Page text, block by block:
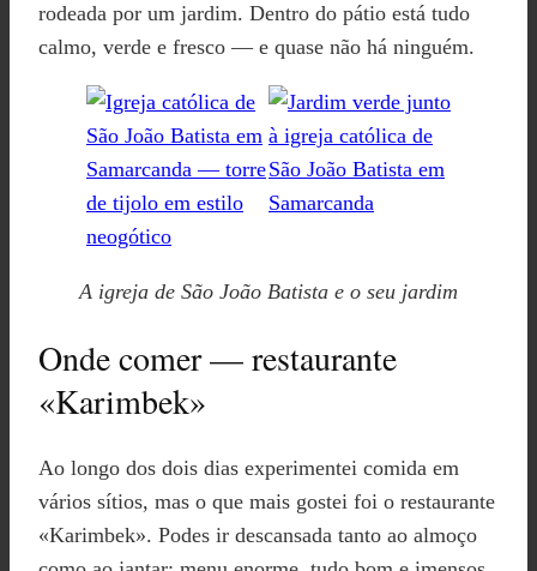
rodeada por um jardim. Dentro do pátio está tudo
calmo, verde e fresco — e quase não há ninguém.
A igreja de São João Batista e o seu jardim
Onde comer — restaurante
«Karimbek»
Ao longo dos dois dias experimentei comida em
vários sítios, mas o que mais gostei foi o restaurante
«Karimbek». Podes ir descansada tanto ao almoço